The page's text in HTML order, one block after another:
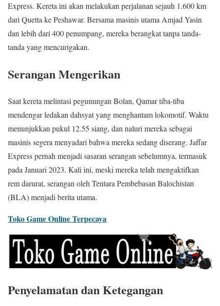
Express. Kereta ini akan melakukan perjalanan sejauh 1.600 km
dari Quetta ke Peshawar. Bersama masinis utama Amjad Yasin
dan lebih dari 400 penumpang, mereka berangkat tanpa tanda-
tanda yang mencurigakan.
Serangan Mengerikan
Saat kereta melintasi pegunungan Bolan, Qamar tiba-tiba
mendengar ledakan dahsyat yang menghantam lokomotif. Waktu
menunjukkan pukul 12.55 siang, dan naluri mereka sebagai
masinis segera menyadari bahwa mereka sedang diserang. Jaffar
Express pernah menjadi sasaran serangan sebelumnya, termasuk
pada Januari 2023. Kali ini, meski mereka telah mengaktifkan
rem darurat, serangan oleh Tentara Pembebasan Balochistan
(BLA) menjadi berita utama.
Toko Game Online Terpecaya
Penyelamatan dan Ketegangan